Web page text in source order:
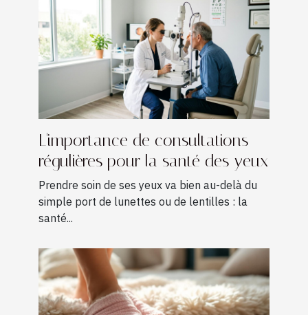
L'importance de consultations
régulières pour la santé des yeux
Prendre soin de ses yeux va bien au-delà du
simple port de lunettes ou de lentilles : la
santé...